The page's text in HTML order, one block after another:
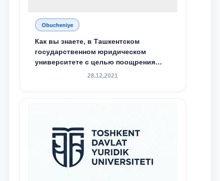
Obucheniye
Как вы знаете, в Ташкентском
государственном юридическом
университете с целью поощрения
талантливых, активных и
28.12.2021